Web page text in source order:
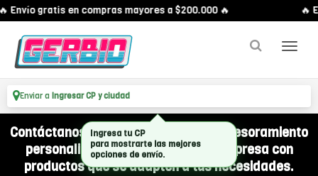
Envío gratis en compras mayores a $200.000 🔥 🔥
Enviar a Ingresar CP y ciudad
Contáctanos por WhatsApp y recibí asesoramiento
personalizado para equipar a tu empresa con
productos que se adapten a tus necesidades.